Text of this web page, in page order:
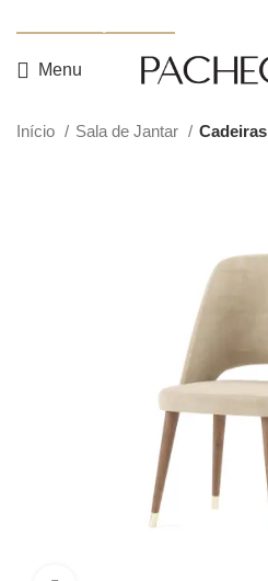
Menu
Início Sala de Jantar Cadeiras